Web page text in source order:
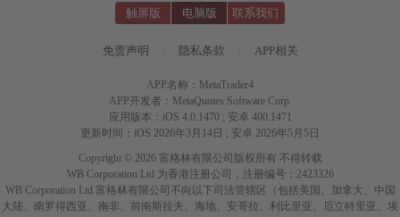
触屏版 电脑版 联系我们
免责声明 隐私条款 APP相关
APP名称：MetaTrader4
APP开发者：MetaQuotes Software Corp.
应用版本：iOS 4.0.1470 ; 安卓 400.1471
更新时间：iOS 2026年3月14日 ; 安卓 2026年5月5日
Copyright © 2026 富格林有限公司版权所有 不得转载
WB Corporation Ltd 为香港注册公司，注册编号：2423326
WB Corporation Ltd 富格林有限公司不向以下司法管辖区（包括美国、加拿大、中国
大陆、南罗得西亚、南非、前南斯拉夫、海地、安哥拉、利比里亚、厄立特里亚、埃